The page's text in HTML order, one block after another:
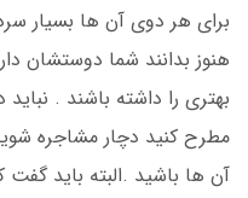
برای هر دوی آن ها بسیار
هنوز بدانند شما دوستشان
بهتری را داشته باشند .
مطرح کنید دچار مشاجره
آن ها باشید .البته باید